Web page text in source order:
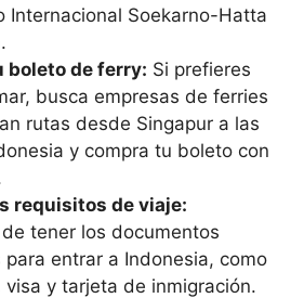
Internacional Soekarno-Hatta
boleto de ferry: Si prefieres
busca empresas de ferries
rutas desde Singapur a las
y compra tu boleto con
requisitos de viaje:
tener los documentos
para entrar a Indonesia, como
visa y tarjeta de inmigración.